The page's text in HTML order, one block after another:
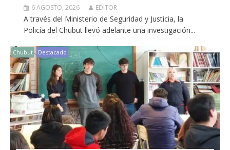
6 AGOSTO, 2026 EDITOR
A través del Ministerio de Seguridad y Justicia, la
Policía del Chubut llevó adelante una investigación...
Chubut Destacado